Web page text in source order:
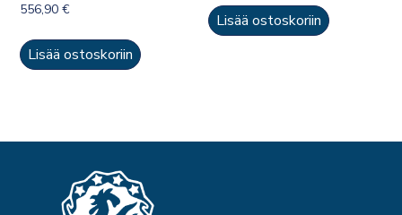
556,90€
Lisää ostoskoriin
Lisää ostoskoriin